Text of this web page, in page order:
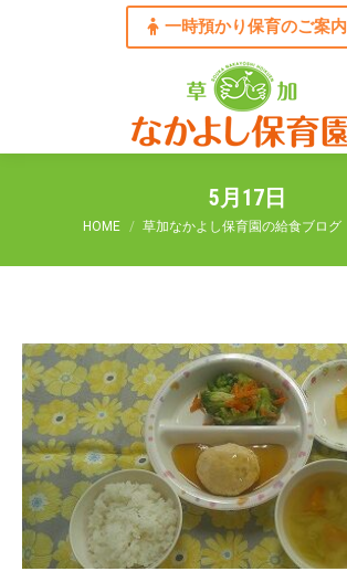
一時預かり保育のご案内
5月17日
You are here:
HOME 草加なかよし保育園の給食ブログ